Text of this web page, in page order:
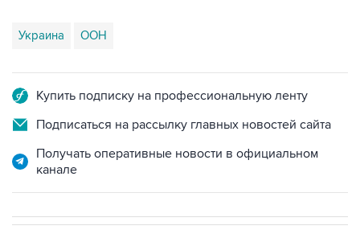
Подписаться на рассылку главных новостей сайта
Получать оперативные новости в официальном